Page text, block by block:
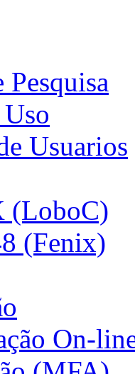
Pesquisa
Usuarios
(LoboC)
(Fenix)
On-